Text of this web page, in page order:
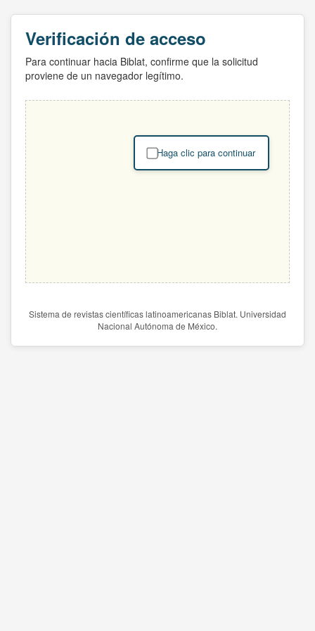
Verificación de acceso
Para continuar hacia Biblat, confirme que la solicitud
proviene de un navegador legítimo.
Haga clic para continuar
Sistema de revistas científicas latinoamericanas Biblat. Universidad
Nacional Autónoma de México.